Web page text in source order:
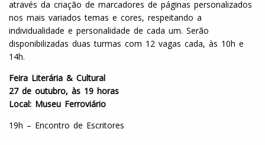
através da criação de marcadores de páginas personalizados
nos mais variados temas e cores, respeitando a
individualidade e personalidade de cada um. Serão
disponibilizadas duas turmas com 12 vagas cada, às 10h e
14h.
Feira Literária & Cultural
27 de outubro, às 19 horas
Local: Museu Ferroviário
19h – Encontro de Escritores